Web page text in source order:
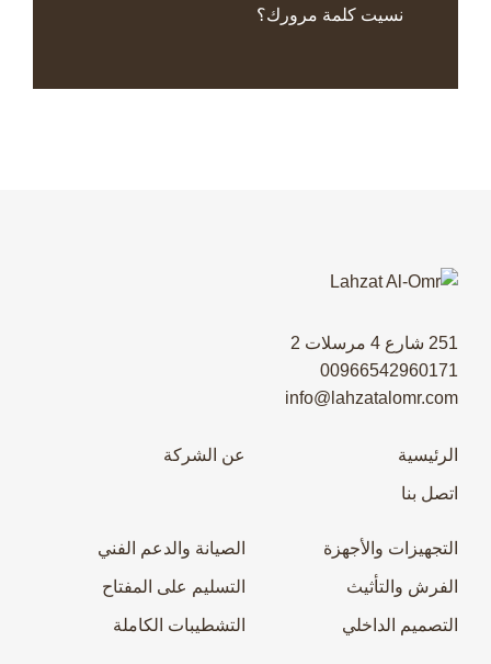
نسيت كلمة مرورك؟
251 شارع 4 مرسلات 2
00966542960171
info@lahzatalomr.com
الرئيسية عن الشركة
اتصل بنا
التجهيزات والأجهزة الصيانة والدعم الفني
الفرش والتأثيث التسليم على المفتاح
التصميم الداخلي التشطيبات الكاملة